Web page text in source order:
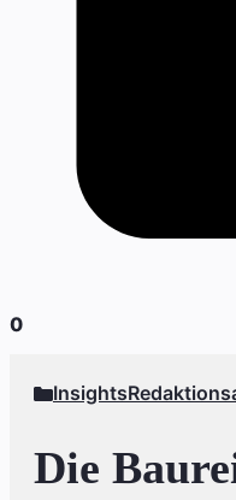
0
Insights
Die